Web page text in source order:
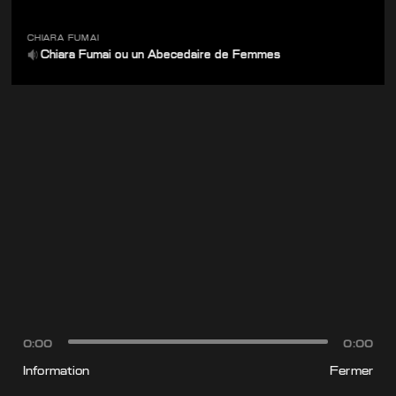
Chiara Fumai ou un Abecedaire de Femmes
CHIARA FUMAI
0:00
0:00
Information
Fermer